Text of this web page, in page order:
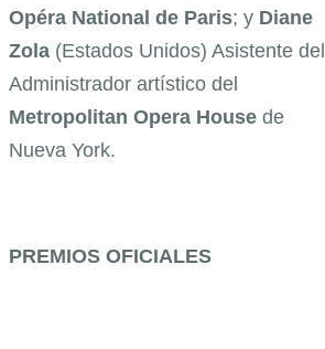
Opéra National de Paris; y Diane
Zola (Estados Unidos) Asistente del
Administrador artístico del
Metropolitan Opera House de
Nueva York.
PREMIOS OFICIALES